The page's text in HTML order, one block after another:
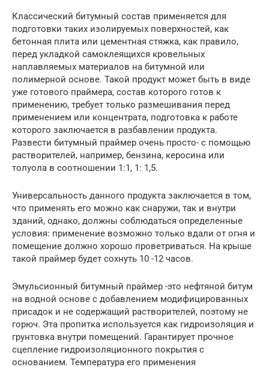
Классический битумный состав применяется для
подготовки таких изолируемых поверхностей, как
бетонная плита или цементная стяжка, как правило,
перед укладкой самоклеящихся кровельных
наплавляемых материалов на битумной или
полимерной основе. Такой продукт может быть в виде
уже готового праймера, состав которого готов к
применению, требует только размешивания перед
применением или концентрата, подготовка к работе
которого заключается в разбавлении продукта.
Развести битумный праймер очень просто- с помощью
растворителей, например, бензина, керосина или
толуола в соотношении 1:1, 1: 1,5.
Универсальность данного продукта заключается в том,
что применять его можно как снаружи, так и внутри
зданий, однако, должны соблюдаться определенные
условия: применение возможно только вдали от огня и
помещение должно хорошо проветриваться. На крыше
такой праймер будет сохнуть 10 -12 часов.
Эмульсионный битумный праймер -это нефтяной битум
на водной основе с добавлением модифицированных
присадок и не содержащий растворителей, поэтому не
горюч. Эта пропитка используется как гидроизоляция и
грунтовка внутри помещений. Гарантирует прочное
сцепление гидроизоляционного покрытия с
основанием. Температура его применения